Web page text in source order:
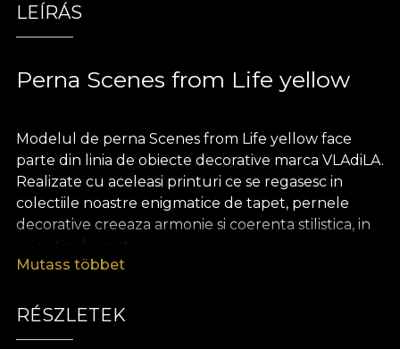
LEÍRÁS
Perna Scenes from Life yellow
Modelul de perna Scenes from Life yellow face
parte din linia de obiecte decorative marca VLAdiLA.
Realizate cu aceleasi printuri ce se regasesc in
colectiile noastre enigmatice de tapet, pernele
decorative creeaza armonie si coerenta stilistica, in
orice tip de spatiu.
bogat si pretios, extrem de placut la atingere.
Mutass többet
RÉSZLETEK